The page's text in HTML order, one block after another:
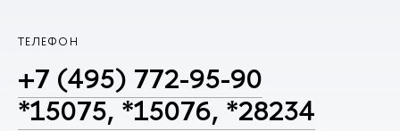
ТЕЛЕФОН
+7 (495) 772-95-90
*15075, *15076, *28234